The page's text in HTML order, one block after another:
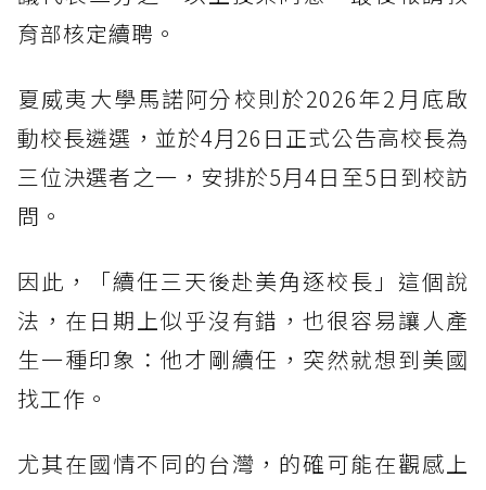
育部核定續聘。
夏威夷大學馬諾阿分校則於2026年2月底啟
動校長遴選，並於4月26日正式公告高校長為
三位決選者之一，安排於5月4日至5日到校訪
問。
因此，「續任三天後赴美角逐校長」這個說
法，在日期上似乎沒有錯，也很容易讓人產
生一種印象：他才剛續任，突然就想到美國
找工作。
尤其在國情不同的台灣，的確可能在觀感上